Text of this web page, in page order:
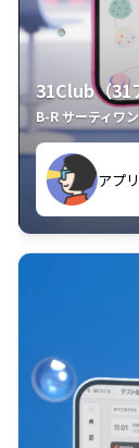
31Club（31
B-R サーティワ
アプ
クラ
す。